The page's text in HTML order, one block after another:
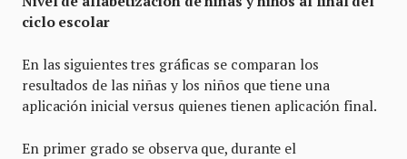
ciclo escolar
En las siguientes tres gráficas se comparan los
resultados de las niñas y los niños que tiene una
aplicación inicial versus quienes tienen aplicación final.
En primer grado se observa que, durante el